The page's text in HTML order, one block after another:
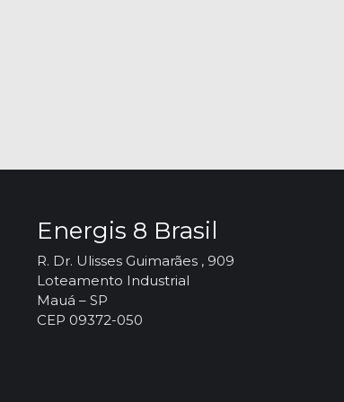
Energis 8 Brasil
R. Dr. Ulisses Guimarães , 909
Loteamento Industrial
Mauá – SP
CEP 09372-050